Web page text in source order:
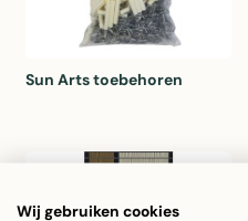
Sun Arts toebehoren
Wij gebruiken cookies